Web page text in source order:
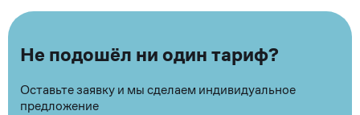
Не подошёл ни один тариф?
Оставьте заявку и мы сделаем индивидуальное
предложение